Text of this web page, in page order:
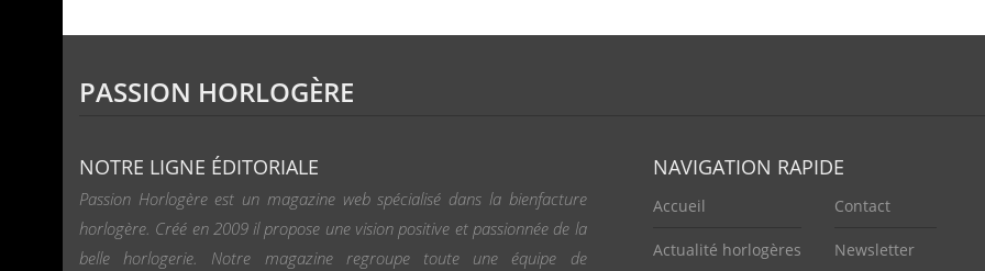
PASSION HORLOGÈRE
NOTRE LIGNE ÉDITORIALE
Passion Horlogère est un magazine web spécialisé dans la bienfacture
horlogère. Créé en 2009 il propose une vision positive et passionnée de la
belle horlogerie. Notre magazine regroupe toute une équipe de
NAVIGATION RAPIDE
Accueil
Actualité horlogères
Contact
Newsletter